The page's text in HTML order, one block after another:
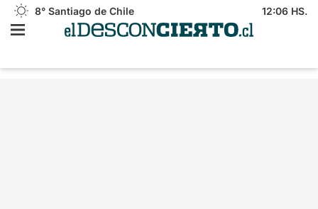
8° Santiago de Chile 12:06 HS.